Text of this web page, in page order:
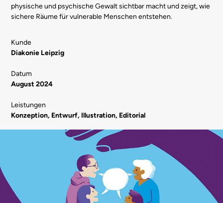
physische und psychische Gewalt sichtbar macht und zeigt, wie
sichere Räume für vulnerable Menschen entstehen.
Kunde
Diakonie Leipzig
Datum
August 2024
Leistungen
Konzeption, Entwurf, Illustration, Editorial